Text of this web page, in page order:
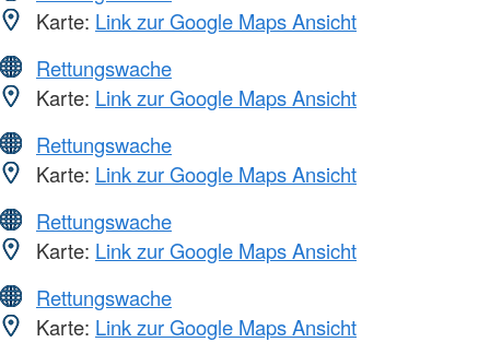
Karte: Link zur Google Maps Ansicht
Rettungswache
Karte: Link zur Google Maps Ansicht
Rettungswache
Karte: Link zur Google Maps Ansicht
Rettungswache
Karte: Link zur Google Maps Ansicht
Rettungswache
Karte: Link zur Google Maps Ansicht